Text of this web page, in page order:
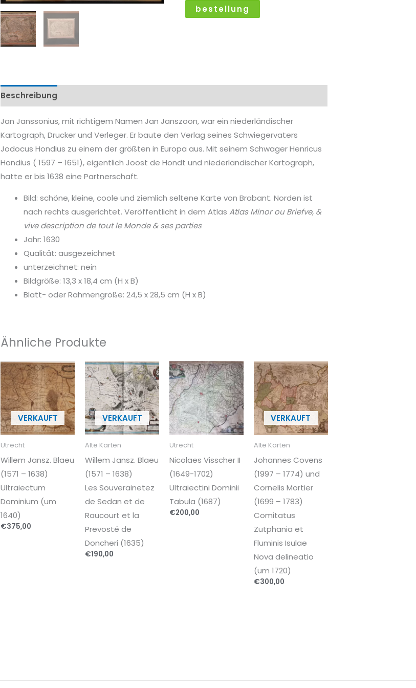
bestellung
Beschreibung
Jan Janssonius, mit richtigem Namen Jan Janszoon, war ein niederländischer
Kartograph, Drucker und Verleger. Er baute den Verlag seines Schwiegervaters
Jodocus Hondius zu einem der größten in Europa aus. Mit seinem Schwager Henricus
Hondius ( 1597 – 1651), eigentlich Joost de Hondt und niederländischer Kartograph,
hatte er bis 1638 eine Partnerschaft.
Bild: schöne, kleine, coole und ziemlich seltene Karte von Brabant. Norden ist
nach rechts ausgerichtet. Veröffentlicht in dem AtlasAtlas Minor ou Briefve, &
vive description de tout le Monde & ses parties
Jahr: 1630
Qualität: ausgezeichnet
unterzeichnet: nein
Bildgröße: 13,3 x 18,4 cm (H x B)
Blatt- oder Rahmengröße: 24,5 x 28,5 cm (H x B)
Ähnliche Produkte
Utrecht
Willem Jansz. Blaeu
(1571 – 1638)
Ultraiectum
Dominium (um
1640)
€375,00
Alte Karten
Willem Jansz. Blaeu
(1571 – 1638)
Les Souverainetez
de Sedan et de
Raucourt et la
Prevosté de
Doncheri (1635)
€190,00
Utrecht
Nicolaes Visscher II
(1649-1702)
Ultraiectini Dominii
Tabula (1687)
€200,00
Alte Karten
Johannes Covens
(1997 – 1774) und
Cornelis Mortier
(1699 – 1783)
Comitatus
Zutphania et
Fluminis Isulae
Nova delineatio
(um 1720)
€300,00